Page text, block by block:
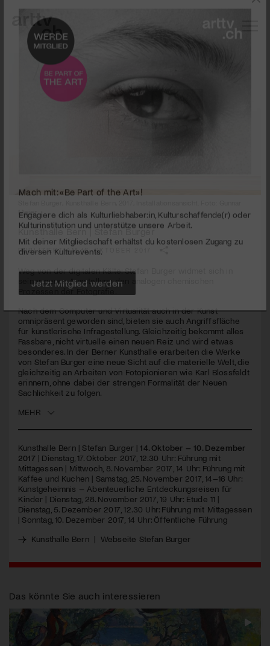
Meier
Kunsthalle Bern | Stefan Burger
PUBLIZIERT AM 16. OKTOBER 2017
Weg von der digitalen Kälte: Stefan Burger widmet sich in
seiner neuen Ausstellung den analogen chemischen
Prozessen der Fotografie.
Nach dem Computer und Virtualität auch in der Kunst
omnipräsent geworden sind, bieten sie auch Angriffsfläche
für künstlerische Infragestellung. Gleichzeitig bekommt alles
Fassbare, nicht virtuelle einen neuen Reiz und wird etwas
besonderes. In der Berner Kunsthalle erarbeiten die Werke
von Stefan Burger eine neue Sicht auf die materielle Welt, die
gleichzeitig an Arbeiten von Fotopionieren wie Karl Blossfeldt
erinnern, ohne dabei der strengen Formalität der Neuen
Sachlichkeit zu folgen.
MEHR
Kunsthalle Bern | Stefan Burger |14. Oktober – 10. Dezember
2017| Dienstag, 17. Oktober 2017, 12.30 Uhr: Führung mit
Mittagessen | Mittwoch, 8. November 2017, 14 Uhr: Führung mit
Kaffee und Kuchen | Samstag, 25. November 2017, 14–16 Uhr:
Kunstgeheimnis – Abenteuerliche Entdeckungsreisen für
Kinder | Dienstag, 28. November 2017, 19 Uhr: Étude 11 |
Dienstag, 5. Dezember 2017, 12.30 Uhr: Führung mit Mittagessen
| Sonntag, 10. Dezember 2017, 14 Uhr: Öffentliche Führung
Kunsthalle Bern| Webseite Stefan Burger
Das könnte Sie auch interessieren
Engagiere dich als Kulturliebhaber:in, Kulturschaffende(r) oder
Kulturinstitution und unterstütze unsere Arbeit.
Mit deiner Mitgliedschaft erhältst du kostenlosen Zugang zu
Jetzt Mitglied werden